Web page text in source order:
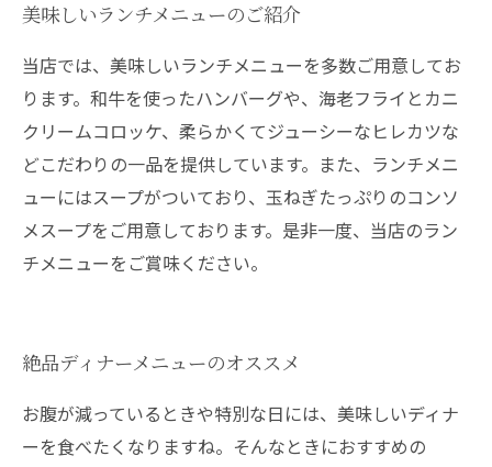
美味しいランチメニューのご紹介
当店では、美味しいランチメニューを多数ご用意してお
ります。和牛を使ったハンバーグや、海老フライとカニ
クリームコロッケ、柔らかくてジューシーなヒレカツな
どこだわりの一品を提供しています。また、ランチメニ
ューにはスープがついており、玉ねぎたっぷりのコンソ
メスープをご用意しております。是非一度、当店のラン
チメニューをご賞味ください。
絶品ディナーメニューのオススメ
お腹が減っているときや特別な日には、美味しいディナ
ーを食べたくなりますね。そんなときにおすすめの